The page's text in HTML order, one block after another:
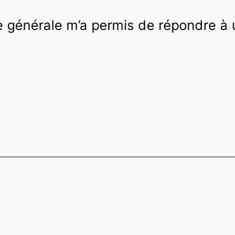
générale m’a permis de répondre